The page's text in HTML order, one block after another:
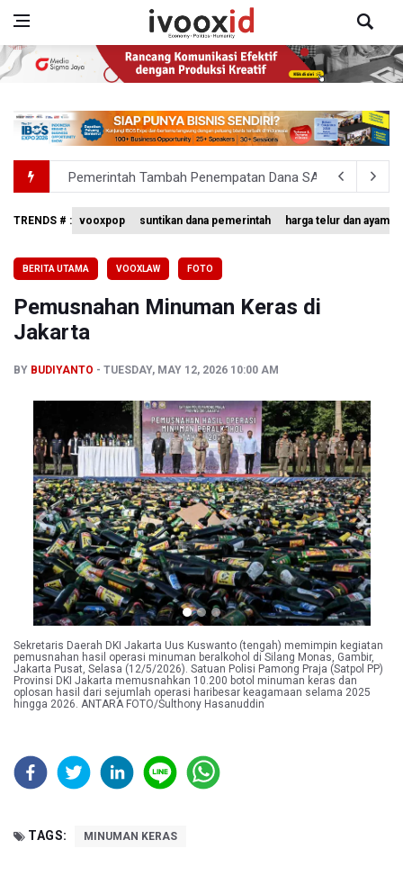
Pemerintah Tambah Penempatan Dana SAL di Himbara
OJK Wajibkan Pindar Serahkan Data Transaksi
Tak Mampu Bayar Gaji ASN, Ratusan Pemda Dapat
DPR Pastikan Tak Ada Surpres Pergantian Kapolri
TRENDS # : vooxpop suntikan dana pemerintah harga telur dan ayam
BERITA UTAMA VOOXLAW FOTO
Pemusnahan Minuman Keras di
Jakarta
BY BUDIYANTO TUESDAY, MAY 12, 2026 10:00 AM
Previous Next
Sekretaris Daerah DKI Jakarta Uus Kuswanto (tengah) memimpin kegiatan
pemusnahan hasil operasi minuman beralkohol di Silang Monas, Gambir,
Jakarta Pusat, Selasa (12/5/2026). Satuan Polisi Pamong Praja (Satpol PP)
Provinsi DKI Jakarta memusnahkan 10.200 botol minuman keras dan
oplosan hasil dari sejumlah operasi haribesar keagamaan selama 2025
hingga 2026. ANTARA FOTO/Sulthony Hasanuddin
TAGS: MINUMAN KERAS